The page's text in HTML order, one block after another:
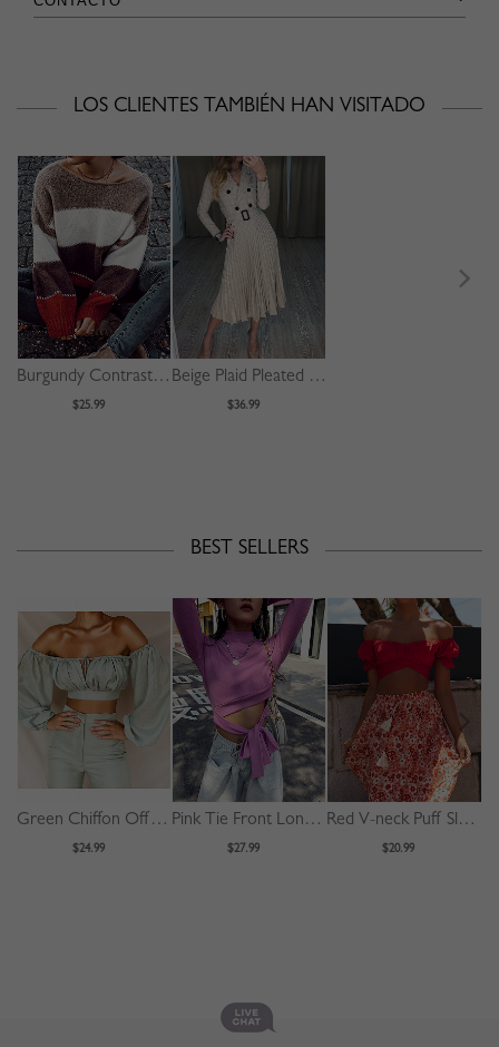
LOS CLIENTES TAMBIÉN HAN VISITADO
Burgundy Contrast Long Sleeve Sweater
$25.99
Beige Plaid Pleated Detail Long Sleeve Midi Dress
$36.99
BEST SELLERS
Green Chiffon Off Shoulder Puff Sleeve Crop Top
$24.99
Pink Tie Front Long Sleeve Crop Top
$27.99
Red V-neck Puff Sleeve Crop Top
$20.99